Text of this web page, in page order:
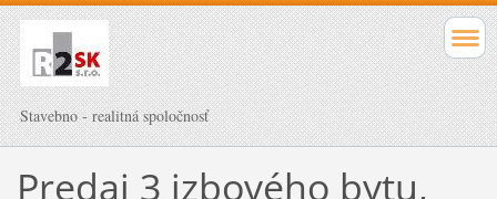
Stavebno - realitná spoločnosť
Predaj 3 izbového bytu,